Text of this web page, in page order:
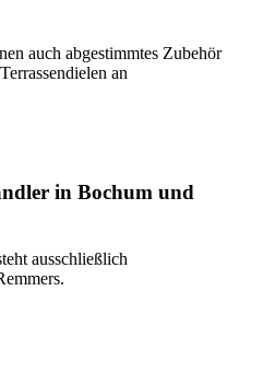
auch abgestimmtes Zubehör
an
in Bochum und
ausschließlich